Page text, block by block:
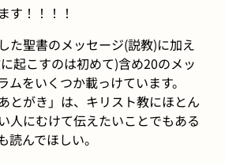
す！！！！
た聖書のメッセージ(説教)に加え
起こすのは初めて)含め20のメッ
ムをいくつか載っけています。
とがき」は、キリスト教にほとん
人にむけて伝えたいことでもある
読んでほしい。